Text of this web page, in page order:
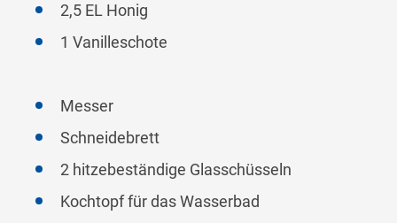
2,5 EL Honig
1 Vanilleschote
Messer
Schneidebrett
2 hitzebeständige Glasschüsseln
Kochtopf für das Wasserbad